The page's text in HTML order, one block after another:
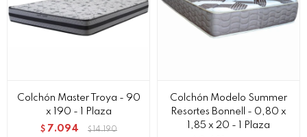
Colchón Master Troya - 90
x 190 - 1 Plaza
$ 7.094 $ 14.190
Colchón Modelo Summer
Resortes Bonnell - 0,80 x
1,85 x 20 - 1 Plaza